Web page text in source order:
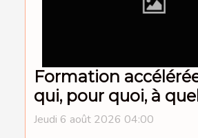
Formation
qui, pour quoi, à
Jeudi 6 août 2026 04:00